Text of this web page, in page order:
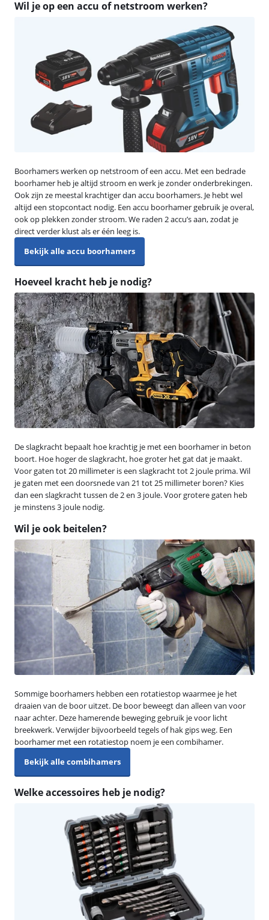
Wil je op een accu of netstroom werken?
Boorhamers werken op netstroom of een accu. Met een bedrade
boorhamer heb je altijd stroom en werk je zonder onderbrekingen.
Ook zijn ze meestal krachtiger dan accu boorhamers. Je hebt wel
altijd een stopcontact nodig. Een accu boorhamer gebruik je overal,
ook op plekken zonder stroom. We raden 2 accu’s aan, zodat je
direct verder klust als er één leeg is.
Bekijk alle accu boorhamers
Hoeveel kracht heb je nodig?
De slagkracht bepaalt hoe krachtig je met een boorhamer in beton
boort. Hoe hoger de slagkracht, hoe groter het gat dat je maakt.
Voor gaten tot 20 millimeter is een slagkracht tot 2 joule prima. Wil
je gaten met een doorsnede van 21 tot 25 millimeter boren? Kies
dan een slagkracht tussen de 2 en 3 joule. Voor grotere gaten heb
je minstens 3 joule nodig.
Wil je ook beitelen?
Sommige boorhamers hebben een rotatiestop waarmee je het
draaien van de boor uitzet. De boor beweegt dan alleen van voor
naar achter. Deze hamerende beweging gebruik je voor licht
breekwerk. Verwijder bijvoorbeeld tegels of hak gips weg. Een
boorhamer met een rotatiestop noem je een combihamer.
Bekijk alle combihamers
Welke accessoires heb je nodig?